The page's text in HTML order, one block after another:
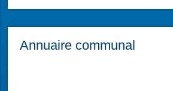
Annuaire communal